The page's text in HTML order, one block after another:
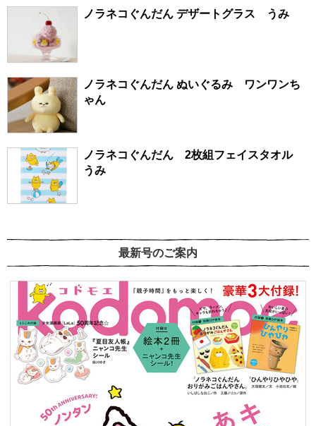
ノラネコぐんだん デザートグラス うみ
ノラネコぐんだん ぬいぐるみ ワンワンち
ゃん
ノラネコぐんだん 2枚組フェイスタオル
うみ
最新号のご案内